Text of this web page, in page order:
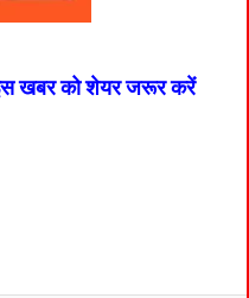
खबर को शेयर जरूर करें